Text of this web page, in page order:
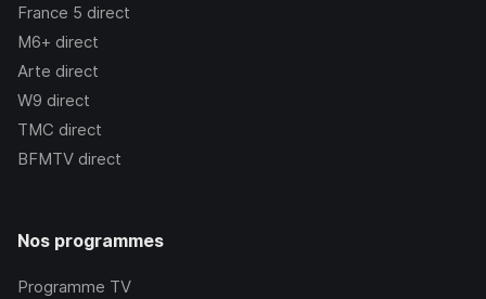
France 5 direct
M6+ direct
Arte direct
W9 direct
TMC direct
BFMTV direct
Nos programmes
Programme TV